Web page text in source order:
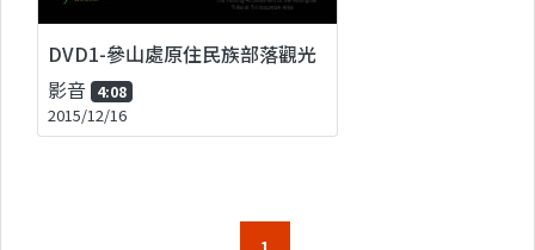
DVD1-參山處原住民族部落觀光
影音 4:08
2015/12/16